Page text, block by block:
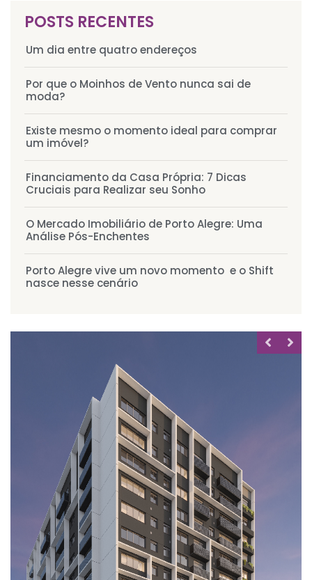
POSTS RECENTES
Um dia entre quatro endereços
Por que o Moinhos de Vento nunca sai de
moda?
Existe mesmo o momento ideal para comprar
um imóvel?
Financiamento da Casa Própria: 7 Dicas
Cruciais para Realizar seu Sonho
O Mercado Imobiliário de Porto Alegre: Uma
Análise Pós-Enchentes
Porto Alegre vive um novo momento e o Shift
nasce nesse cenário
MIRADOURO
Santa Cecília 2235
66m² à 82m²